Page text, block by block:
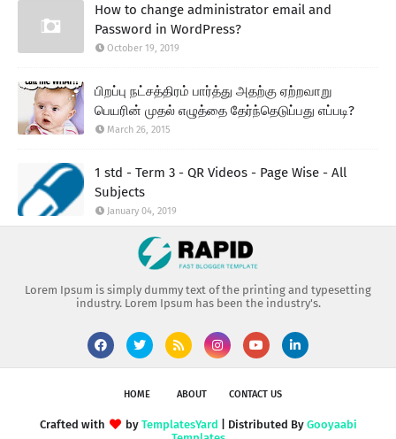
How to change administrator email and
Password in WordPress?
October 19, 2019
பிறப்பு நட்சத்திரம் பார்த்து அதற்கு ஏற்றவாறு
பெயரின் முதல் எழுத்தை தேர்ந்தெடுப்பது எப்படி?
March 26, 2015
1 std - Term 3 - QR Videos - Page Wise - All
Subjects
January 04, 2019
Lorem Ipsum is simply dummy text of the printing and typesetting
industry. Lorem Ipsum has been the industry's.
HOME ABOUT CONTACT US
Crafted with by TemplatesYard | Distributed By Gooyaabi